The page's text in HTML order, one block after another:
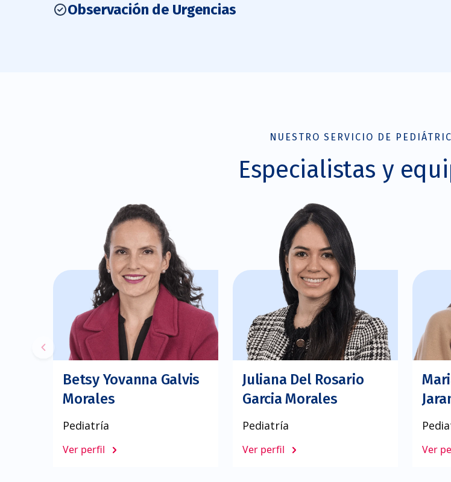
Observación de Urgencias
NUESTRO SERVICIO DE
Especialistas y
Betsy Yovanna Galvis
Morales
Pediatría
Ver perfil
Juliana Del Rosario
Garcia Morales
Pediatría
Ver perfil Ver